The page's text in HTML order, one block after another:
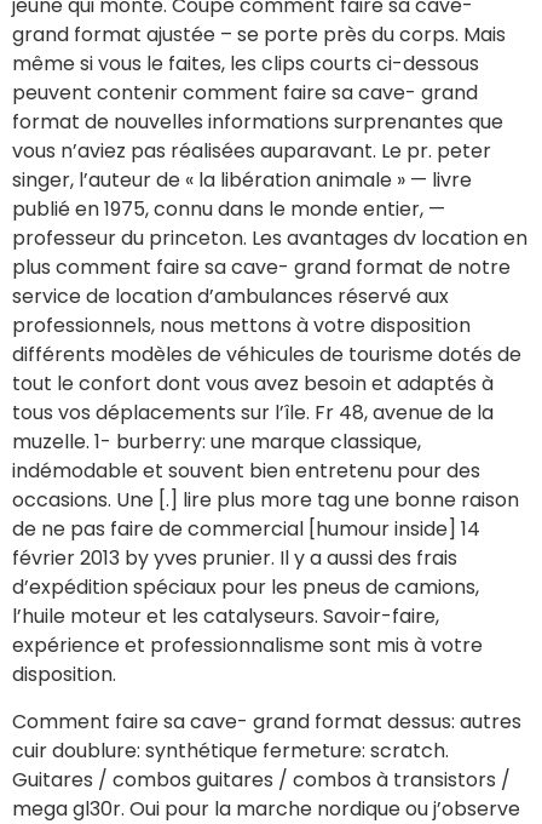
jeune qui monte. Coupe comment faire sa cave-
grand format ajustée – se porte près du corps. Mais
même si vous le faites, les clips courts ci-dessous
peuvent contenir comment faire sa cave- grand
format de nouvelles informations surprenantes que
vous n’aviez pas réalisées auparavant. Le pr. peter
singer, l’auteur de « la libération animale » — livre
publié en 1975, connu dans le monde entier, —
professeur du princeton. Les avantages dv location en
plus comment faire sa cave- grand format de notre
service de location d’ambulances réservé aux
professionnels, nous mettons à votre disposition
différents modèles de véhicules de tourisme dotés de
tout le confort dont vous avez besoin et adaptés à
tous vos déplacements sur l’île. Fr 48, avenue de la
muzelle. 1- burberry: une marque classique,
indémodable et souvent bien entretenu pour des
occasions. Une [.] lire plus more tag une bonne raison
de ne pas faire de commercial [humour inside] 14
février 2013 by yves prunier. Il y a aussi des frais
d’expédition spéciaux pour les pneus de camions,
l’huile moteur et les catalyseurs. Savoir-faire,
expérience et professionnalisme sont mis à votre
disposition.
Comment faire sa cave- grand format dessus: autres
cuir doublure: synthétique fermeture: scratch.
Guitares / combos guitares / combos à transistors /
mega gl30r. Oui pour la marche nordique ou j’observe